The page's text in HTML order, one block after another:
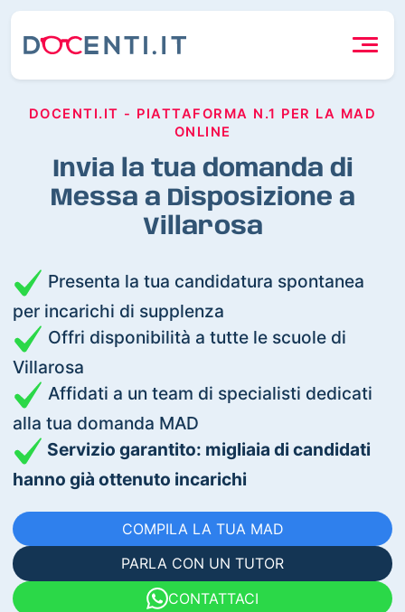
DOCENTI.IT - PIATTAFORMA N.1 PER LA MAD
ONLINE
Invia la tua domanda di
Messa a Disposizione a
Villarosa
Presenta la tua candidatura spontanea
per incarichi di supplenza
Offri disponibilità a tutte le scuole di
Villarosa
Affidati a un team di specialisti dedicati
alla tua domanda MAD
Servizio garantito: migliaia di candidati
hanno già ottenuto incarichi
COMPILA LA TUA MAD
PARLA CON UN TUTOR
CONTATTACI